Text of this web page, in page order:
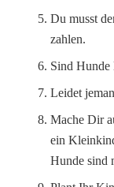
Du musst
zahlen.
Sind Hunde
Leidet
Mache Dir
ein
Hunde sind